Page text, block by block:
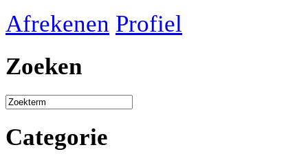
Afrekenen Profiel
Zoeken
Categorie